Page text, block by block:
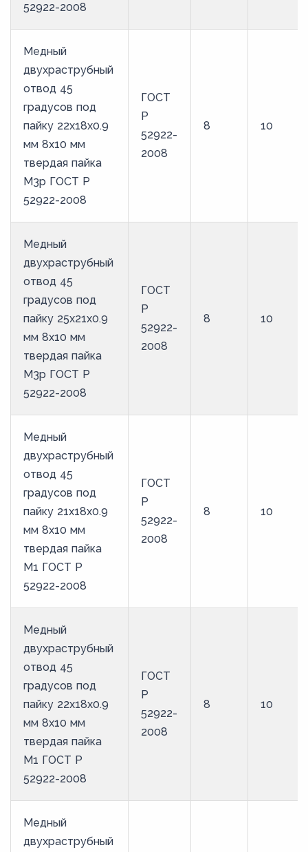
52922-2008
Медный
двухраструбный
отвод 45
градусов под
пайку 22х18х0.9
мм 8х10 мм
твердая пайка
М3р ГОСТ Р
52922-2008
ГОСТ
Р
52922-
2008
8 10
Медный
двухраструбный
отвод 45
градусов под
пайку 25х21х0.9
мм 8х10 мм
твердая пайка
М3р ГОСТ Р
52922-2008
ГОСТ
Р
52922-
2008
8 10
Медный
двухраструбный
отвод 45
градусов под
пайку 21х18х0.9
мм 8х10 мм
твердая пайка
М1 ГОСТ Р
52922-2008
ГОСТ
Р
52922-
2008
8 10
Медный
двухраструбный
отвод 45
градусов под
пайку 22х18х0.9
мм 8х10 мм
твердая пайка
М1 ГОСТ Р
52922-2008
ГОСТ
Р
52922-
2008
8 10
Медный
двухраструбный